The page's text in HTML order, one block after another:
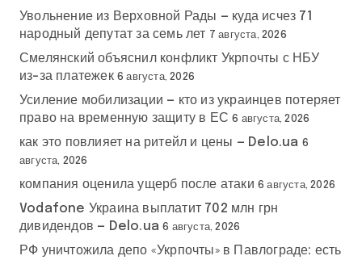
Увольнение из Верховной Рады — куда исчез 71
народный депутат за семь лет 7 августа, 2026
Смелянский объяснил конфликт Укрпочты с НБУ
из-за платежек 6 августа, 2026
Усиление мобилизации — кто из украинцев потеряет
право на временную защиту в ЕС 6 августа, 2026
как это повлияет на ритейл и цены — Delo.ua 6
августа, 2026
компания оценила ущерб после атаки 6 августа, 2026
Vodafone Украина выплатит 702 млн грн
дивидендов — Delo.ua 6 августа, 2026
РФ уничтожила депо «Укрпочты» в Павлограде: есть